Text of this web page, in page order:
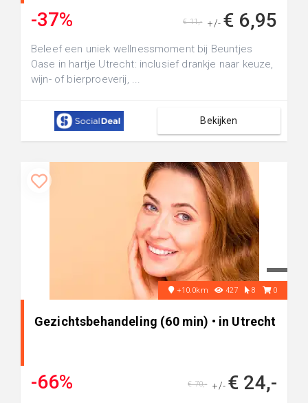
-37% +/- € 6,95
€ 11,-
Beleef een uniek wellnessmoment bij Beuntjes
Oase in hartje Utrecht: inclusief drankje naar keuze,
wijn- of bierproeverij, ...
Bekijken
+10.0km 427 8 0
Gezichtsbehandeling (60 min) • in Utrecht
-66% +/- € 24,-
€ 70,-